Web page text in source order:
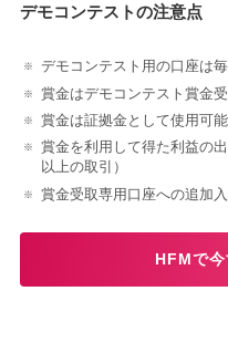
デモコンテストの注意点
デモコンテスト用の口座は
賞金はデモコンテスト賞金
賞金は証拠金として使用可
賞金を利用して得た利益の
以上の取引）
賞金受取専用口座への追加
HFMで